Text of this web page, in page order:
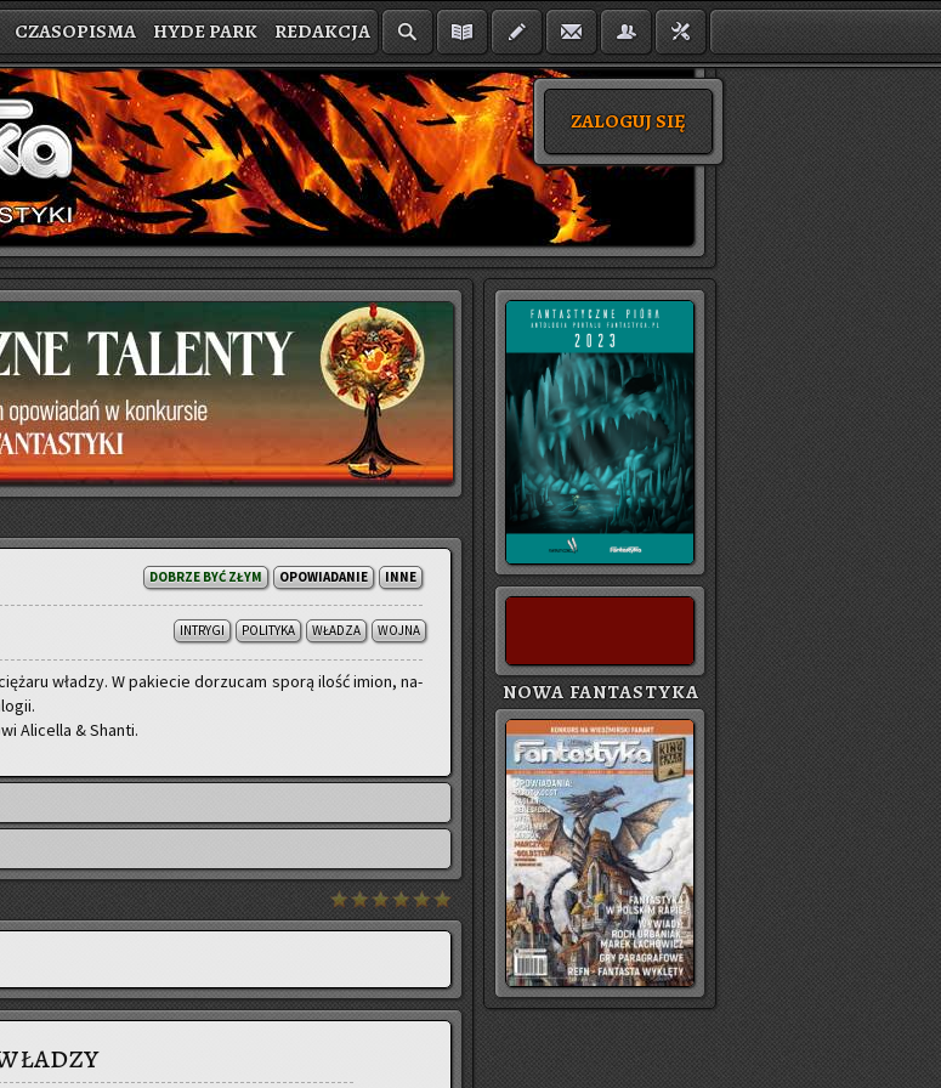
CZASOPISMA HYDE PARK REDAKCJA
ZALOGUJ SIĘ
DOBRZE BYĆ ZŁYM OPOWIADANIE INNE
INTRYGI POLITYKA WŁADZA WOJNA
wła­dzy. W pa­kie­cie do­rzu­cam sporą ilość imion, na­
Ali­cel­la & Shan­ti.
NOWA FANTASTYKA